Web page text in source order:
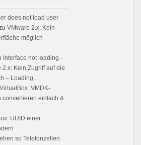
does not load user
VMware 2.x: Kein
möglich –
Interface not loading -
2.x: Kein Zugriff auf die
– Loading ..
VirtualBox: VMDK-
convertieren einfach &
UUID einer
so Telefonzellen